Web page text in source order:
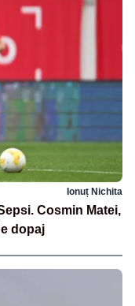
Ionuț Nichita
Cosmin Matei,
dopaj